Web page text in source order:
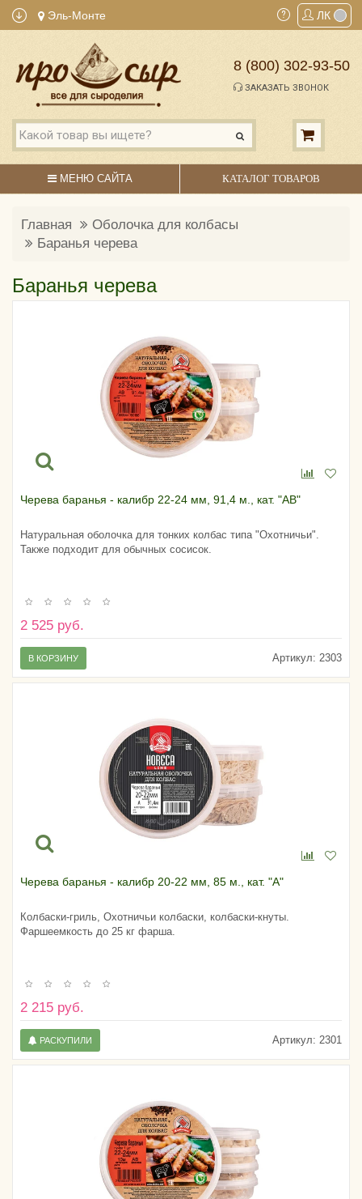
Эль-Монте ЛК
8 (800) 302-93-50
ЗАКАЗАТЬ ЗВОНОК
МЕНЮ САЙТА КАТАЛОГ ТОВАРОВ
Главная
Оболочка для колбасы
Баранья черева
Баранья черева
Черева баранья - калибр 22-24 мм, 91,4 м., кат. "АВ"
Натуральная оболочка для тонких колбас типа "Охотничьи".
Также подходит для обычных сосисок.
2 525 руб.
Артикул: 2303
В КОРЗИНУ
Черева баранья - калибр 20-22 мм, 85 м., кат. "А"
Колбаски-гриль, Охотничьи колбаски, колбаски-кнуты.
Фаршеемкость до 25 кг фарша.
2 215 руб.
Артикул: 2301
РАСКУПИЛИ